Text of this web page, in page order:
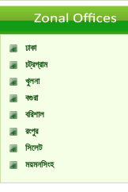
ঢাকা
চট্রগ্রাম
খুলনা
বগুরা
বরিশাল
রংপুর
সিলেট
ময়মনসিংহ